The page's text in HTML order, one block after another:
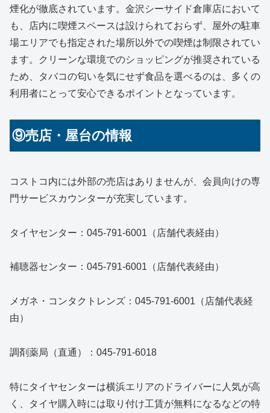
煙化が徹底されています。金沢シーサイド倉庫店において
も、店内に喫煙スペースは設けられておらず、屋外の駐車
場エリアでも指定された場所以外での喫煙は制限されてい
ます。クリーンな環境でのショッピングが推奨されている
ため、タバコの匂いを気にせず食品を選べるのは、多くの
利用者にとって安心できるポイントとなっています。
⑨売店・屋台の情報
コストコ内には外部の売店はありませんが、会員向けの専
門サービスカウンターが充実しています。
タイヤセンター：045-791-6001（店舗代表経由）
補聴器センター：045-791-6001（店舗代表経由）
メガネ・コンタクトレンズ：045-791-6001（店舗代表経
由）
調剤薬局（直通）：045-791-6018
特にタイヤセンターは横浜エリアのドライバーに人気が高
く、タイヤ購入時には取り付け工賃が無料になるなどの特